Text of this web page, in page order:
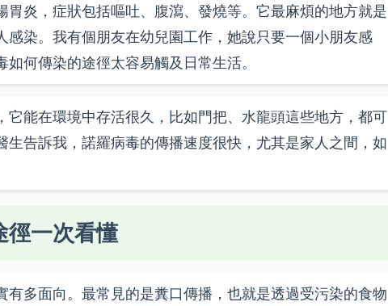
炎，症狀包括嘔吐、腹瀉、發燒等。它最麻煩的地方就是
染。我有個朋友在幼兒園工作，她說只要一個小朋友感
何傳染的途徑太容易觸及日常生活。
能在環境中存活很久，比如門把、水龍頭這些地方，都可
告訴我，諾羅病毒的傳播速度很快，尤其是家人之間，如
徑一次看懂
多面向。最常見的是糞口傳播，也就是透過受污染的食物